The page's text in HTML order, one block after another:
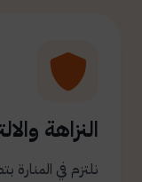
النزاهة
نلتزم في المنارة